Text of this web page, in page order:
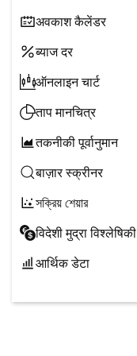
अवकाश कैलेंडर
ब्याज दर
ऑनलाइन चार्ट
ताप मानचित्र
तकनीकी पूर्वानुमान
बाज़ार स्क्रीनर
সক্রিয় শেয়ার
विदेशी मुद्रा विश्लेषिकी
आर्थिक डेटा